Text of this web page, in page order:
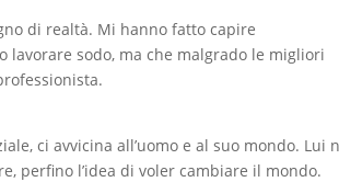
di realtà. Mi hanno fatto capire
lavorare sodo, ma che malgrado le migliori
ci avvicina all’uomo e al suo mondo. Lui
perfino l’idea di voler cambiare il mondo.